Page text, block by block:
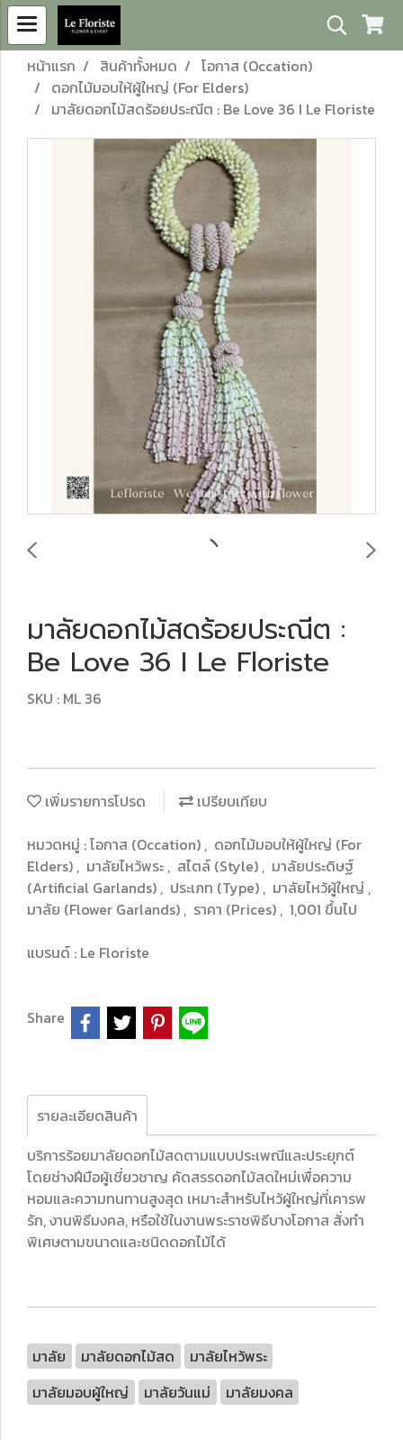
หน้าแรก สินค้าทั้งหมด
โอกาส (Occation)
ดอกไม้มอบให้ผู้ใหญ่ (For Elders)
มาลัยดอกไม้สดร้อยประณีต : Be Love 36 I Le Floriste
มาลัยดอกไม้สดร้อยประณีต :
Be Love 36 I Le Floriste
SKU : ML 36
เพิ่มรายการโปรด
เปรียบเทียบ
หมวดหมู่ :โอกาส (Occation) , ดอกไม้มอบให้ผู้ใหญ่ (For
Elders) , มาลัยไหว้พระ , สไตล์ (Style) , มาลัยประดิษฐ์
(Artificial Garlands) , ประเภท (Type) , มาลัยไหว้ผู้ใหญ่ ,
มาลัย (Flower Garlands) , ราคา (Prices) , 1,001 ขึ้นไป
แบรนด์ : Le Floriste
Share
รายละเอียดสินค้า
บริการร้อยมาลัยดอกไม้สดตามแบบประเพณีและประยุกต์
โดยช่างฝีมือผู้เชี่ยวชาญ คัดสรรดอกไม้สดใหม่เพื่อความ
หอมและความทนทานสูงสุด เหมาะสำหรับไหว้ผู้ใหญ่ที่เคารพ
รัก, งานพิธีมงคล, หรือใช้ในงานพระราชพิธีบางโอกาส สั่งทำ
พิเศษตามขนาดและชนิดดอกไม้ได้
มาลัย มาลัยดอกไม้สด
มาลัยไหว้พระ
มาลัยมอบผู้ใหญ่
มาลัยวันแม่ มาลัยมงคล